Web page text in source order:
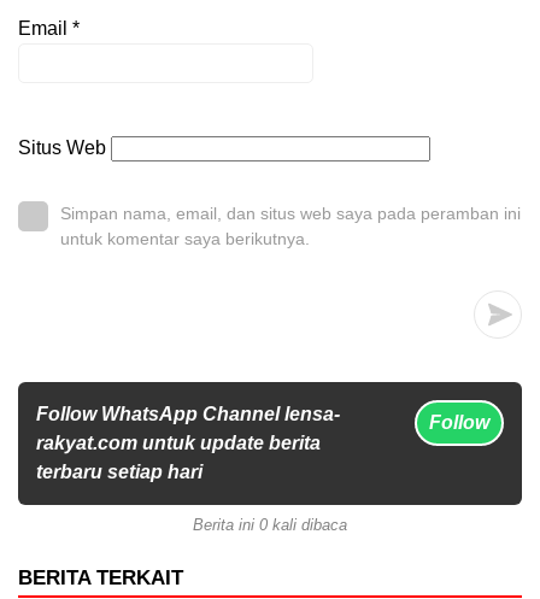
Email *
Situs Web
Simpan nama, email, dan situs web saya pada peramban ini
untuk komentar saya berikutnya.
Follow WhatsApp Channel lensa-
rakyat.com untuk update berita
terbaru setiap hari
Follow
Berita ini 0 kali dibaca
BERITA TERKAIT